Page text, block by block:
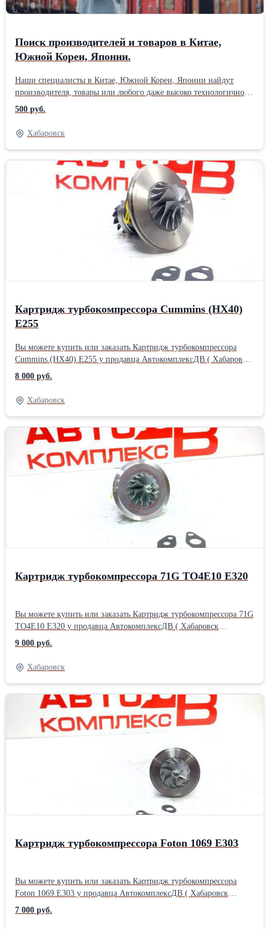
Поиск производителей и товаров в Китае,
Южной Кореи, Японии.
Наши специалисты в Китае, Южной Кореи, Японии найдут
производителя, товары или любого даже высоко технологичного
оборудование которого отличается хорошим качеством, проверят
уровень благонадежности, найдут возможность
транспортировать груз в кратчайшие сроки.
500 руб.
Хабаровск
Картридж турбокомпрессора Cummins (HX40)
Е255
Вы можете купить или заказать Картридж турбокомпрессора
Cummins (HX40) Е255 у продавца АвтокомплексДВ ( Хабаровск
)Производитель: Powertec
8 000 руб.
Хабаровск
Картридж турбокомпрессора 71G TO4E10 Е320
Вы можете купить или заказать Картридж турбокомпрессора 71G
TO4E10 Е320 у продавца АвтокомплексДВ ( Хабаровск
)Производитель: Powertec
9 000 руб.
Хабаровск
Картридж турбокомпрессора Foton 1069 Е303
Вы можете купить или заказать Картридж турбокомпрессора
Foton 1069 Е303 у продавца АвтокомплексДВ ( Хабаровск
)Производитель: Powertec
7 000 руб.